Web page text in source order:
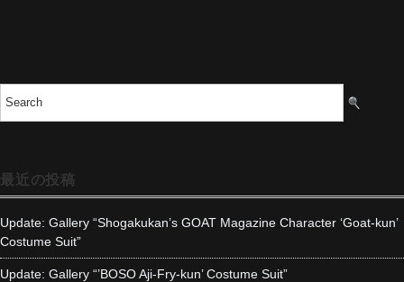
最近の投稿
Update: Gallery “Shogakukan’s GOAT Magazine Character ‘Goat-kun’
Costume Suit”
Update: Gallery “’BOSO Aji-Fry-kun’ Costume Suit”